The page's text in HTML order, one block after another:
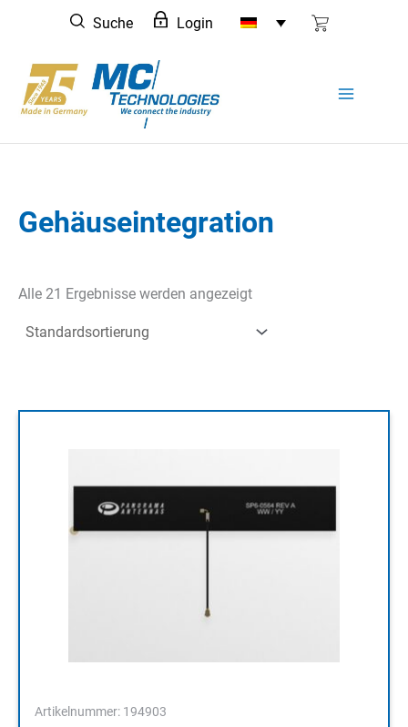
springen
Suche Login
Gehäuseintegration
Alle 21 Ergebnisse werden angezeigt
Artikelnummer: 194903